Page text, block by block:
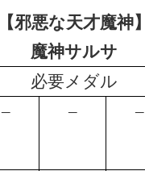
【邪悪な天才魔神】
魔神サルサ
必要メダル
– – –